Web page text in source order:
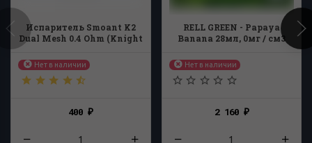
Испаритель Smoant K2
Dual Mesh 0.4 Ohm (Knight
Нет в наличии
400₽
RELL GREEN - Papaya
Banana 28мл, 0мг / см3
Нет в наличии
2 160 ₽